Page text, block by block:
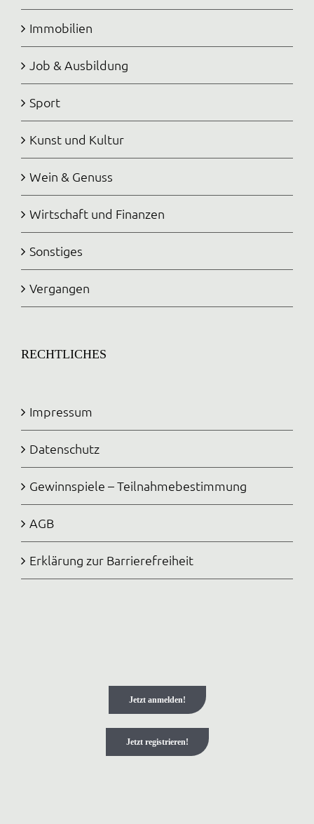
Immobilien
Job & Ausbildung
Sport
Kunst und Kultur
Wein & Genuss
Wirtschaft und Finanzen
Sonstiges
Vergangen
RECHTLICHES
Impressum
Datenschutz
Gewinnspiele – Teilnahmebestimmung
AGB
Erklärung zur Barrierefreiheit
Jetzt anmelden!
Jetzt registrieren!